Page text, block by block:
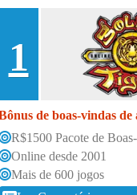
1
de boas-vindas de
R$1500 Pacote de
Online desde 2001
Mais de 600 jogos